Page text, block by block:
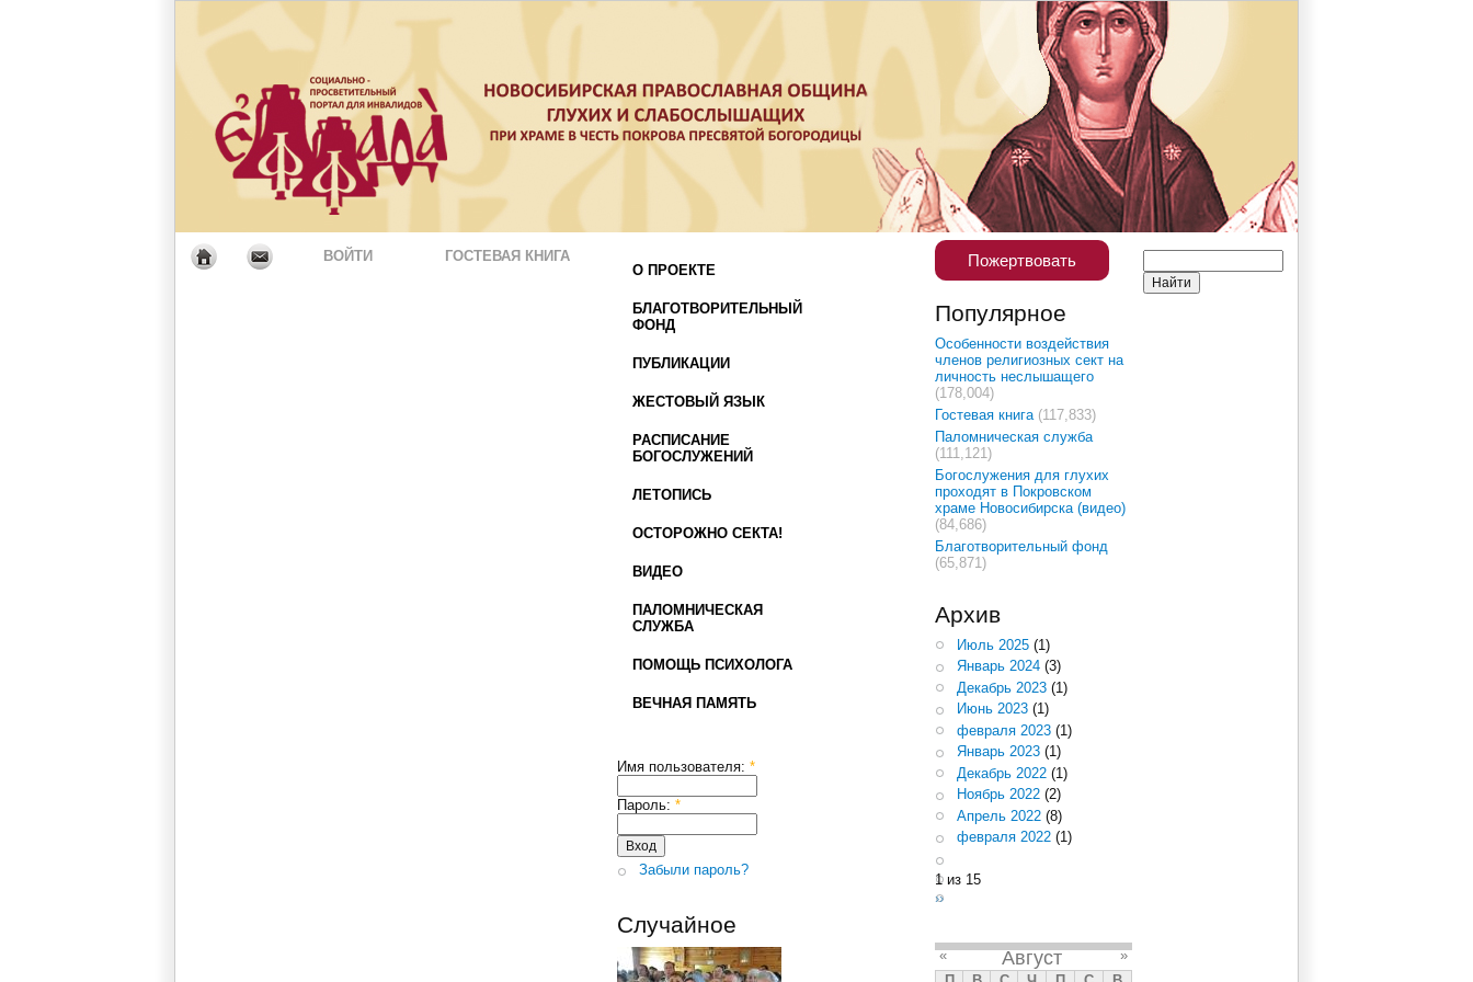
ВОЙТИ
ГОСТЕВАЯ КНИГА
О ПРОЕКТЕ
БЛАГОТВОРИТЕЛЬНЫЙ
ФОНД
ПУБЛИКАЦИИ
ЖЕСТОВЫЙ ЯЗЫК
РАСПИСАНИЕ
БОГОСЛУЖЕНИЙ
ЛЕТОПИСЬ
ОСТОРОЖНО СЕКТА!
ВИДЕО
ПАЛОМНИЧЕСКАЯ
СЛУЖБА
ПОМОЩЬ ПСИХОЛОГА
ВЕЧНАЯ ПАМЯТЬ
Имя пользователя: *
Пароль: *
Забыли пароль?
Случайное
Пожертвовать
Популярное
Особенности воздействия
членов религиозных сект на
личность неслышащего
(178,004)
Гостевая книга (117,833)
Паломническая служба
(111,121)
Богослужения для глухих
проходят в Покровском
храме Новосибирска (видео)
(84,686)
Благотворительный фонд
(65,871)
Архив
Июль 2025(1)
Январь 2024(3)
Декабрь 2023(1)
Июнь 2023(1)
февраля 2023(1)
Январь 2023(1)
Декабрь 2022(1)
Ноябрь 2022(2)
Апрель 2022(8)
февраля 2022(1)
1 из 15
››
« Август
»